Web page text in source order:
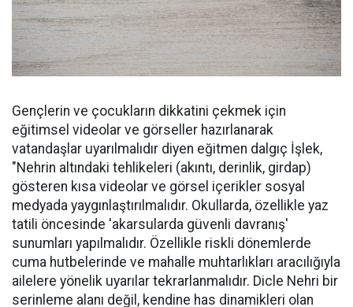
Gençlerin ve çocukların dikkatini çekmek için
eğitimsel videolar ve görseller hazırlanarak
vatandaşlar uyarılmalıdır diyen eğitmen dalgıç İşlek,
"Nehrin altındaki tehlikeleri (akıntı, derinlik, girdap)
gösteren kısa videolar ve görsel içerikler sosyal
medyada yaygınlaştırılmalıdır. Okullarda, özellikle yaz
tatili öncesinde 'akarsularda güvenli davranış'
sunumları yapılmalıdır. Özellikle riskli dönemlerde
cuma hutbelerinde ve mahalle muhtarlıkları aracılığıyla
ailelere yönelik uyarılar tekrarlanmalıdır. Dicle Nehri bir
serinleme alanı değil, kendine has dinamikleri olan